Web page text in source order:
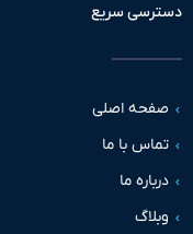
دسترسی سریع
صفحه اصلی
تماس با ما
درباره ما
وبلاگ